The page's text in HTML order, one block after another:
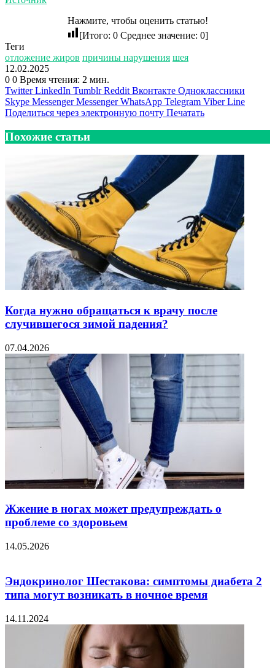
Нажмите, чтобы оценить статью!
[Итого: 0 Среднее значение: 0]
Теги
отложение жиров причины нарушения шея
12.02.2025
0 0 Время чтения: 2 мин.
Twitter LinkedIn Tumblr Reddit Вконтакте Одноклассники
Skype Messenger Messenger WhatsApp Telegram Viber Line
Поделиться через электронную почту Печатать
Похожие статьи
Когда нужно обращаться к врачу после
случившегося зимой падения?
07.04.2026
Жжение в ногах может предупреждать о
проблеме со здоровьем
14.05.2026
Эндокринолог Шестакова: симптомы диабета 2
типа могут возникать в ночное время
14.11.2024